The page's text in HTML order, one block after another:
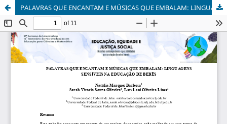
PALAVRAS QUE ENCANTAM E MÚSICAS QUE EMBALAM: LINGUAGENS SENSÍVEIS NA EDUCAÇÃO DE BEBÊS